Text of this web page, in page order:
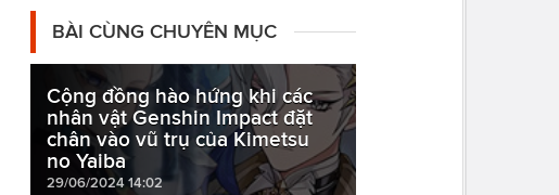
BÀI CÙNG CHUYÊN MỤC
Cộng đồng hào hứng khi các
nhân vật Genshin Impact đặt
chân vào vũ trụ của Kimetsu
no Yaiba
29/06/2024 14:02